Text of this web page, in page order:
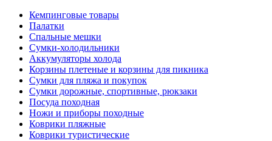
Кемпинговые товары
Палатки
Спальные мешки
Сумки-холодильники
Аккумуляторы холода
Корзины плетеные и корзины для пикника
Сумки для пляжа и покупок
Сумки дорожные, спортивные, рюкзаки
Посуда походная
Ножи и приборы походные
Коврики пляжные
Коврики туристические